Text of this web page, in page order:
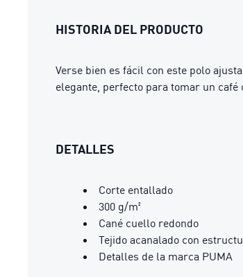
HISTORIA DEL PRODUCTO
Verse bien es fácil con este polo
elegante, perfecto para tomar un café
DETALLES
Corte entallado
300 g/m²
Cané cuello redondo
Tejido acanalado con
Detalles de la marca PUMA